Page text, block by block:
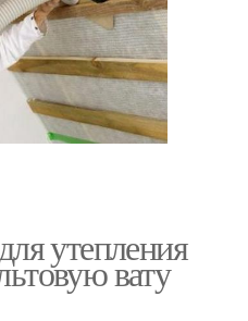
утепления
вату